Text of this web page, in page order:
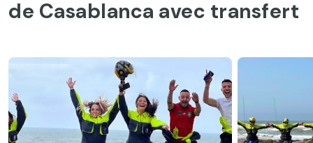
de Casablanca avec transfert